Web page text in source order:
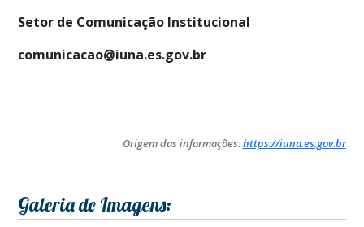
Setor de Comunicação Institucional
comunicacao@iuna.es.gov.br
Origem das informações:https://iuna.es.gov.br
Galeria de Imagens: